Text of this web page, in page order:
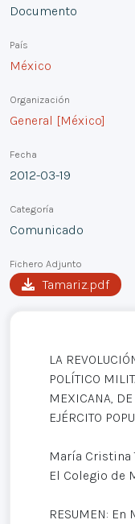
Documento
País
México
Organización
General [México]
Fecha
2012-03-19
Categoría
Comunicado
Fichero Adjunto
Tamariz.pdf
LA
POLÍTICO
MEXICANA, DE
EJÉRCITO
María Cristina
El Colegio de
RESUMEN: